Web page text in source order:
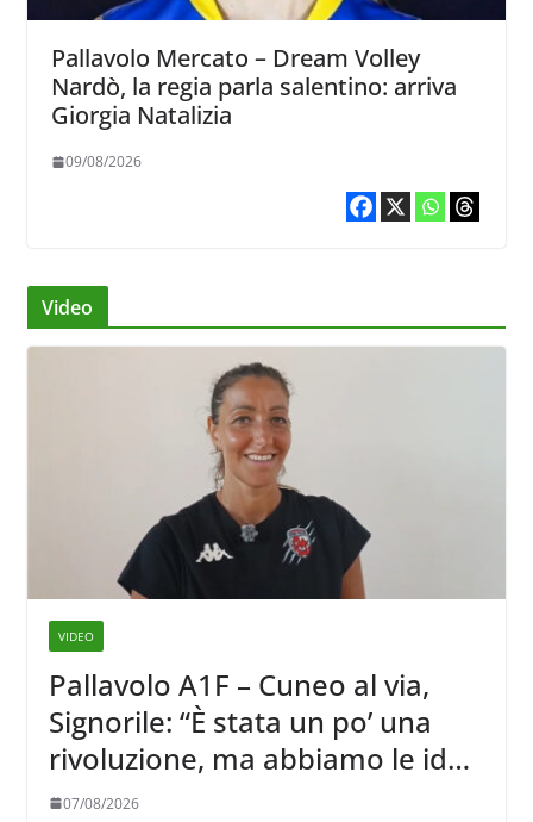
Pallavolo Mercato – Dream Volley
Nardò, la regia parla salentino: arriva
Giorgia Natalizia
09/08/2026
Video
VIDEO
Pallavolo A1F – Cuneo al via,
Signorile: “È stata un po’ una
rivoluzione, ma abbiamo le idee
chiare siu cosa vogliamo fare”
07/08/2026